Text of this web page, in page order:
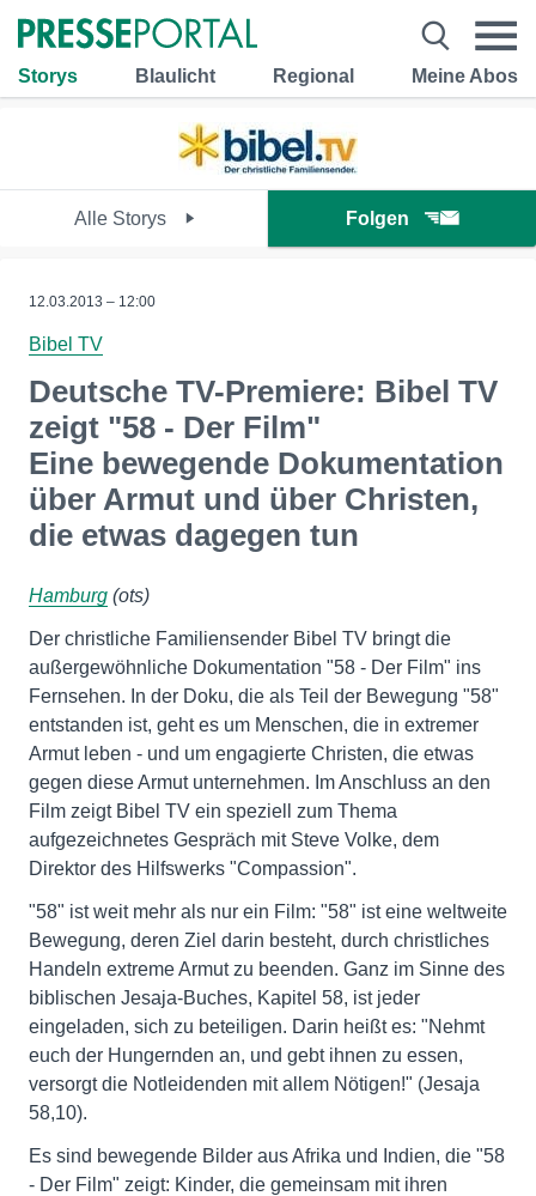
Storys Blaulicht Regional Meine Abos
Alle Storys Folgen
12.03.2013 – 12:00
Bibel TV
Deutsche TV-Premiere: Bibel TV
zeigt "58 - Der Film"
Eine bewegende Dokumentation
über Armut und über Christen,
die etwas dagegen tun
Hamburg (ots)
Der christliche Familiensender Bibel TV bringt die
außergewöhnliche Dokumentation "58 - Der Film" ins
Fernsehen. In der Doku, die als Teil der Bewegung "58"
entstanden ist, geht es um Menschen, die in extremer
Armut leben - und um engagierte Christen, die etwas
gegen diese Armut unternehmen. Im Anschluss an den
Film zeigt Bibel TV ein speziell zum Thema
aufgezeichnetes Gespräch mit Steve Volke, dem
Direktor des Hilfswerks "Compassion".
"58" ist weit mehr als nur ein Film: "58" ist eine weltweite
Bewegung, deren Ziel darin besteht, durch christliches
Handeln extreme Armut zu beenden. Ganz im Sinne des
biblischen Jesaja-Buches, Kapitel 58, ist jeder
eingeladen, sich zu beteiligen. Darin heißt es: "Nehmt
euch der Hungernden an, und gebt ihnen zu essen,
versorgt die Notleidenden mit allem Nötigen!" (Jesaja
58,10).
Es sind bewegende Bilder aus Afrika und Indien, die "58
- Der Film" zeigt: Kinder, die gemeinsam mit ihren